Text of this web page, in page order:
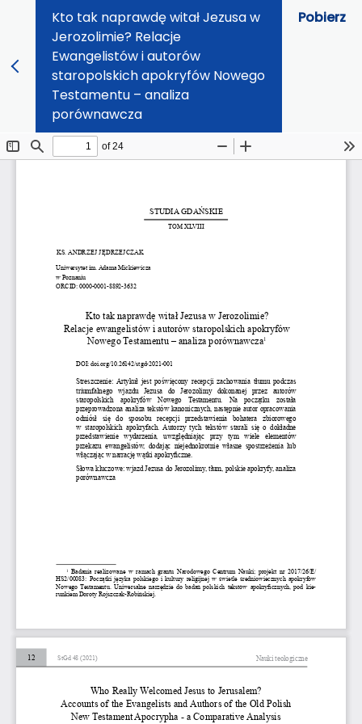
Kto tak naprawdę witał Jezusa w
Jerozolimie? Relacje
Ewangelistów i autorów
staropolskich apokryfów Nowego
Testamentu – analiza
porównawcza
Pobierz